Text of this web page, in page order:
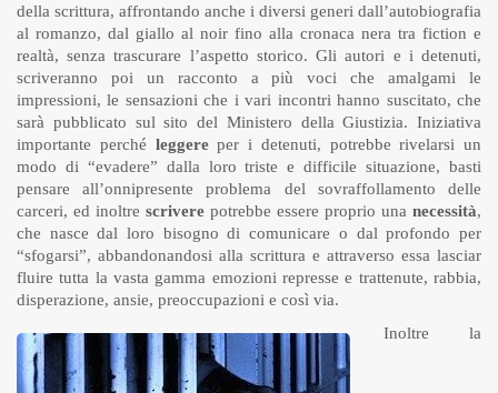
della scrittura, affrontando anche i diversi generi dall’autobiografia
al romanzo, dal giallo al noir fino alla cronaca nera tra fiction e
realtà, senza trascurare l’aspetto storico. Gli autori e i detenuti,
scriveranno poi un racconto a più voci che amalgami le
impressioni, le sensazioni che i vari incontri hanno suscitato, che
sarà pubblicato sul sito del Ministero della Giustizia. Iniziativa
importante perché leggereper i detenuti, potrebbe rivelarsi un
modo di “evadere” dalla loro triste e difficile situazione, basti
pensare all’onnipresente problema del sovraffollamento delle
carceri, ed inoltre scrivere potrebbe essere proprio una necessità,
che nasce dal loro bisogno di comunicare o dal profondo per
“sfogarsi”, abbandonandosi alla scrittura e attraverso essa lasciar
fluire tutta la vasta gamma emozioni represse e trattenute, rabbia,
disperazione, ansie, preoccupazioni e così via.
Inoltre la